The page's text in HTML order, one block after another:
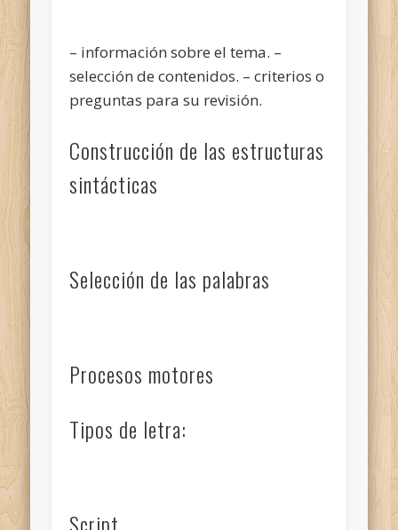
– información sobre el tema. –
selección de contenidos. – criterios o
preguntas para su revisión.
Construcción de las estructuras
sintácticas
Selección de las palabras
Procesos motores
Tipos de letra:
Script